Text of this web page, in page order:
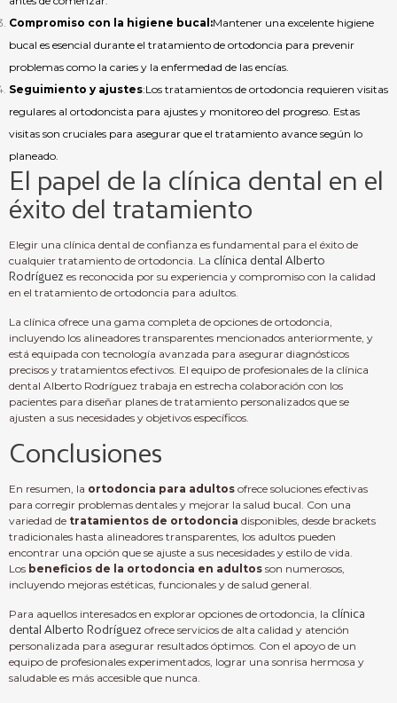
Compromiso con la higiene bucal:Mantener una excelente higiene
bucal es esencial durante el tratamiento de ortodoncia para prevenir
problemas como la caries y la enfermedad de las encías.
Seguimiento y ajustes:Los tratamientos de ortodoncia requieren visitas
regulares al ortodoncista para ajustes y monitoreo del progreso. Estas
visitas son cruciales para asegurar que el tratamiento avance según lo
planeado.
El papel de la clínica dental en el
éxito del tratamiento
Elegir una clínica dental de confianza es fundamental para el éxito de
cualquier tratamiento de ortodoncia. La clínica dental Alberto
Rodríguez es reconocida por su experiencia y compromiso con la calidad
en el tratamiento de ortodoncia para adultos.
La clínica ofrece una gama completa de opciones de ortodoncia,
incluyendo los alineadores transparentes mencionados anteriormente, y
está equipada con tecnología avanzada para asegurar diagnósticos
precisos y tratamientos efectivos. El equipo de profesionales de la clínica
dental Alberto Rodríguez trabaja en estrecha colaboración con los
pacientes para diseñar planes de tratamiento personalizados que se
ajusten a sus necesidades y objetivos específicos.
Conclusiones
En resumen, la ortodoncia para adultos ofrece soluciones efectivas
para corregir problemas dentales y mejorar la salud bucal. Con una
variedad de tratamientos de ortodoncia disponibles, desde brackets
tradicionales hasta alineadores transparentes, los adultos pueden
encontrar una opción que se ajuste a sus necesidades y estilo de vida.
Los beneficios de la ortodoncia en adultos son numerosos,
incluyendo mejoras estéticas, funcionales y de salud general.
Para aquellos interesados en explorar opciones de ortodoncia, la clínica
dental Alberto Rodríguez ofrece servicios de alta calidad y atención
personalizada para asegurar resultados óptimos. Con el apoyo de un
equipo de profesionales experimentados, lograr una sonrisa hermosa y
saludable es más accesible que nunca.